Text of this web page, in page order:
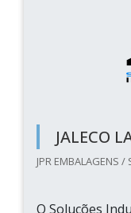
JALECO
JPR EMBALAGENS /
O Soluções